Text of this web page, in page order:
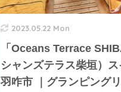
2023.05.22 Mon
「Oceans Terrace
シャンズテラス柴垣）
羽咋市 ｜グランピング